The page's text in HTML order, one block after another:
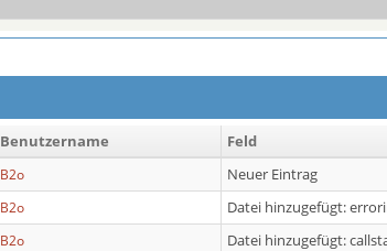
Benutzername Feld
B2o
Neuer Eintrag
B2o
Datei hinzugefügt:
B2o
Datei hinzugefügt: